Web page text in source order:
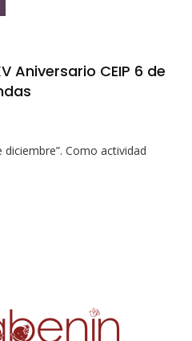
Aniversario CEIP 6 de
Como actividad